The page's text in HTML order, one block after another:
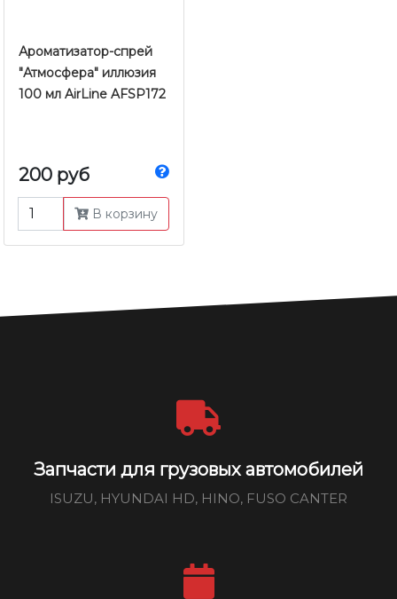
Ароматизатор-спрей
"Атмосфера" иллюзия
100 мл AirLine AFSP172
200 руб
В корзину
Запчасти для грузовых автомобилей
ISUZU, HYUNDAI HD, HINO, FUSO CANTER